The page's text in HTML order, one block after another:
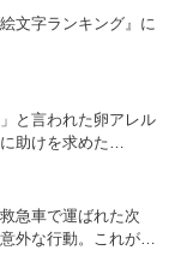
文字ランキング』に
と言われた卵アレル
助けを求めた
急車で運ばれた次
外な行動。これが大